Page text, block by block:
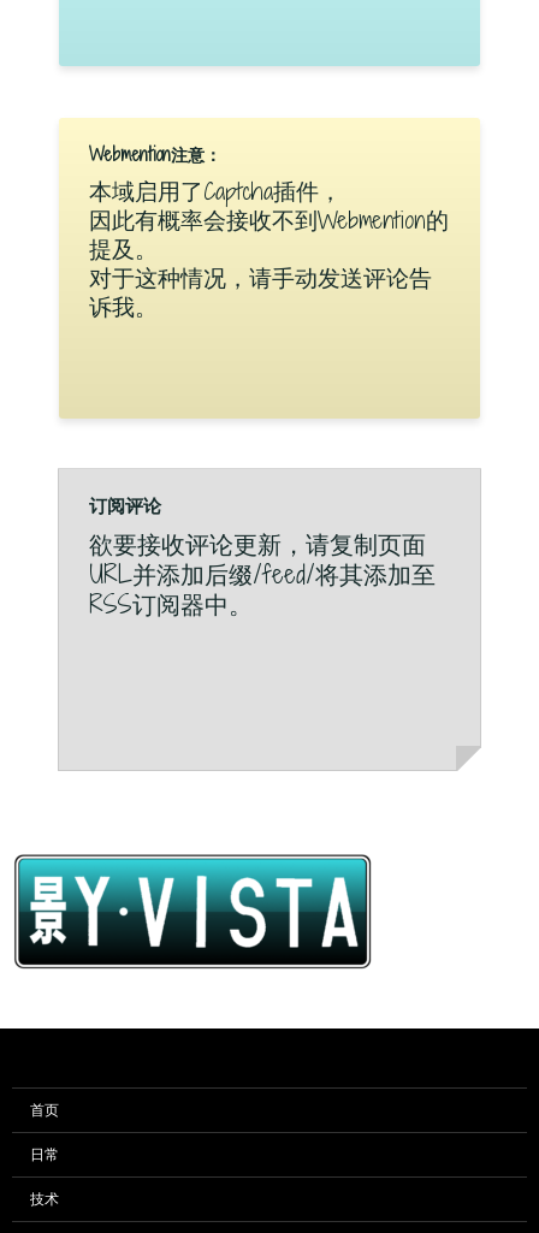
Webmention注意：
本域启用了Captcha插件，
因此有概率会接收不到Webmention的
提及。
对于这种情况，请手动发送评论告
诉我。
订阅评论
欲要接收评论更新，请复制页面
URL并添加后缀/feed/将其添加至
RSS订阅器中。
首页
日常
技术